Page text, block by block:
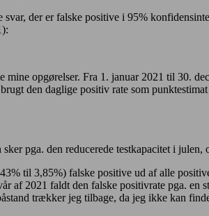
der er falske positive i 95%
mine opgørelser. Fra 1. januar 2021 til 30.
den daglige positiv rate som
pga. den reducerede testkapacitet i
til 3,85%) falske positive ud af alle
af 2021 faldt den falske positivrate pga. en
trækker jeg tilbage, da jeg ikke kan